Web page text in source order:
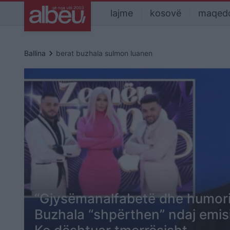
lajme kosovë
Ballina keyboard_arrow_right berat buzhala sulmon luanen
“Gjysëmanalfabetë dhe
Buzhala “shpërthen” ndaj